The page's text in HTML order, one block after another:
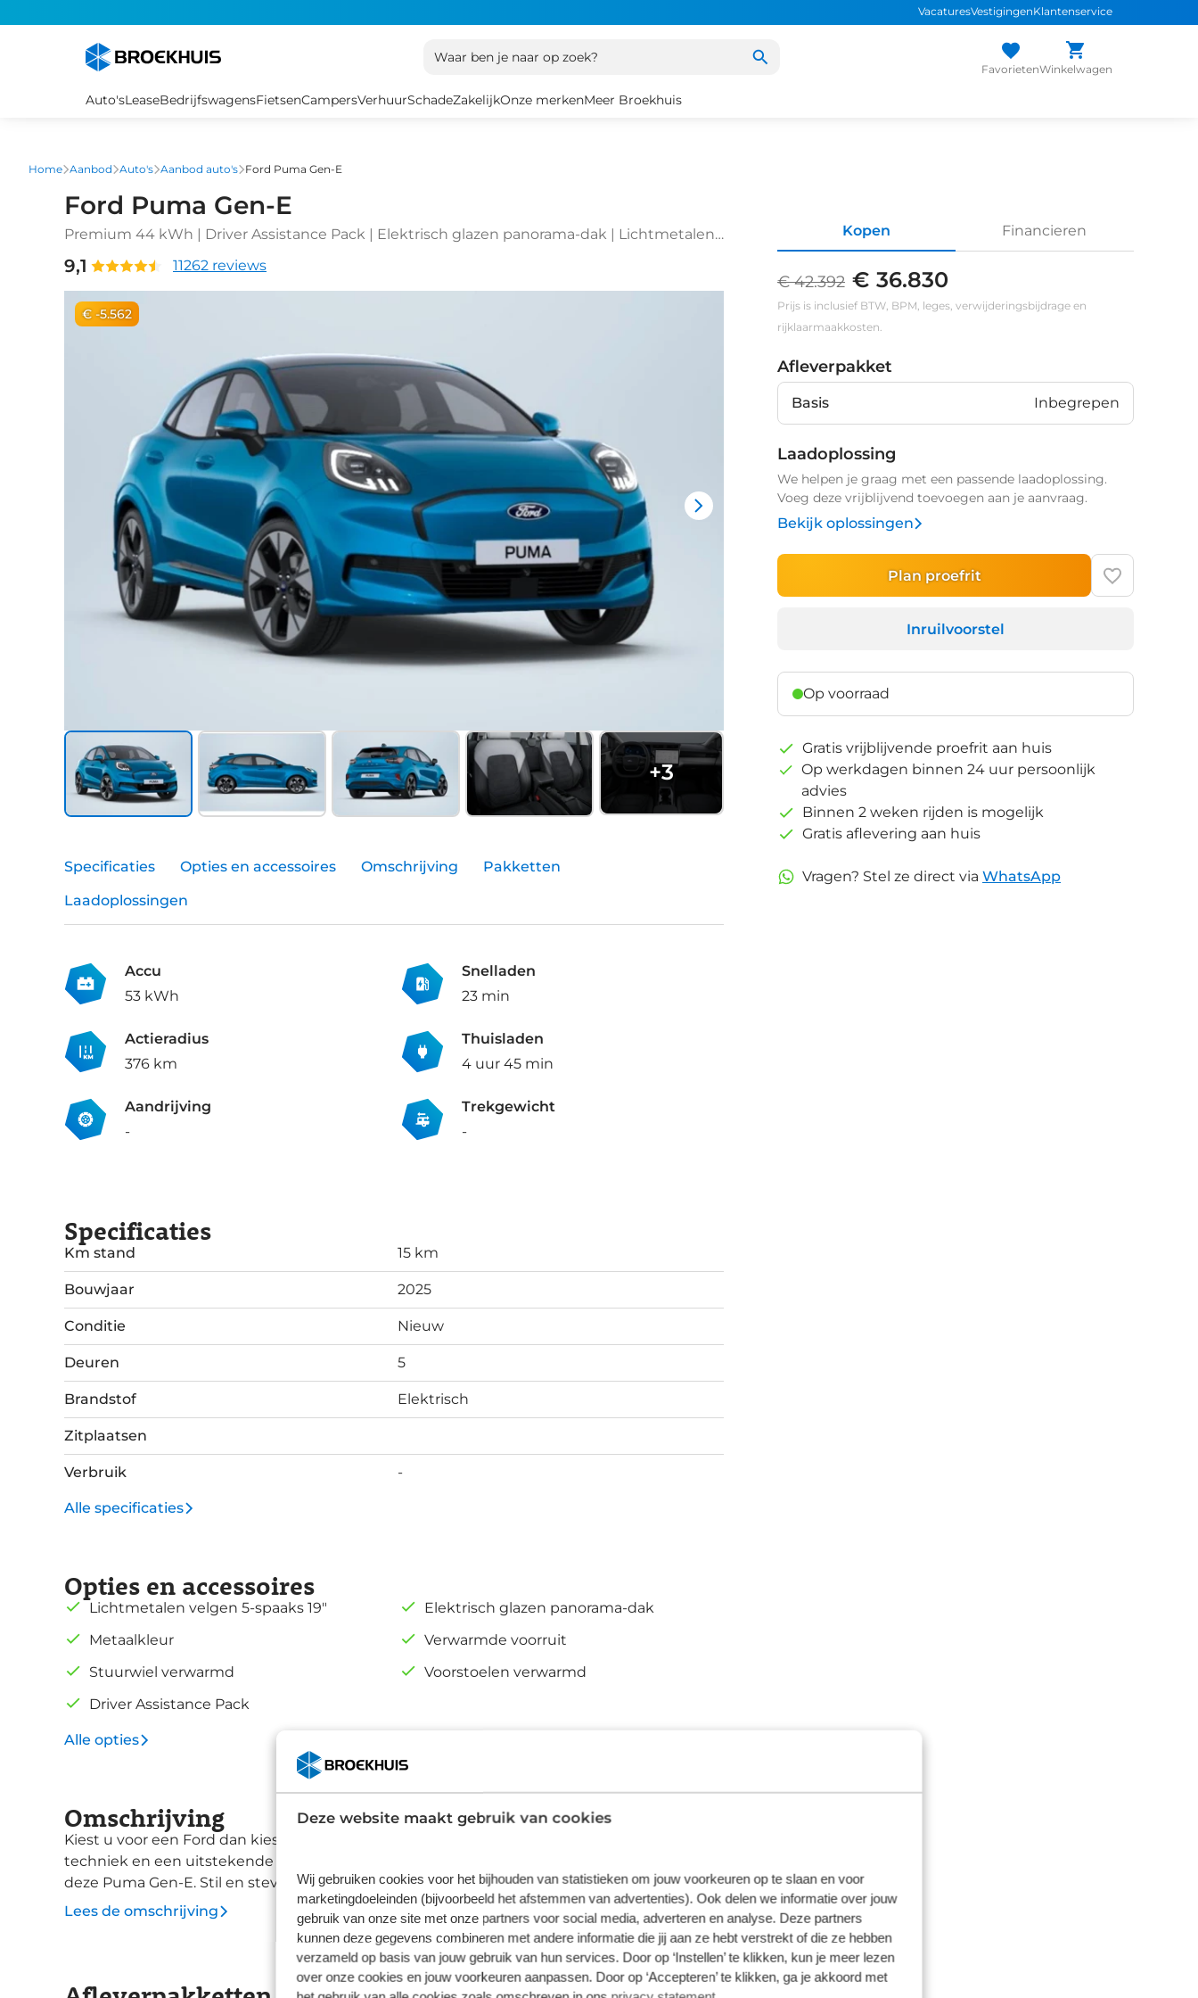
Deze website maakt gebruik van cookies
Wij gebruiken cookies voor het bijhouden van statistieken om jouw voorkeuren op te slaan en voor
marketingdoeleinden (bijvoorbeeld het afstemmen van advertenties). Ook delen we informatie over jouw
gebruik van onze site met onze partners voor social media, adverteren en analyse. Deze partners
kunnen deze gegevens combineren met andere informatie die jij aan ze hebt verstrekt of die ze hebben
verzameld op basis van jouw gebruik van hun services. Door op ‘Instellen’ te klikken, kun je meer lezen
over onze cookies en jouw voorkeuren aanpassen. Door op ‘Accepteren’ te klikken, ga je akkoord met
VacaturesVestigingenKlantenservice
Waar ben je naar op zoek?
FavorietenWinkelwagen
Auto'sLeaseBedrijfswagensFietsenCampersVerhuurSchadeZakelijkOnze merkenMeer Broekhuis
Home Aanbod Auto's Aanbod auto's Ford Puma Gen-E
Ford Puma Gen-E
Premium 44 kWh | Driver Assistance Pack | Elektrisch glazen panorama-dak | Lichtmetalen
9,1 11262 reviews
€ -5.562
+3
Kopen Financieren
€ 42.392 € 36.830
Prijs is inclusief BTW, BPM, leges, verwijderingsbijdrage en
rijklaarmaakkosten.
Afleverpakket
Basis Inbegrepen
Laadoplossing
We helpen je graag met een passende laadoplossing.
Voeg deze vrijblijvend toevoegen aan je aanvraag.
Bekijk oplossingen
Plan proefrit
Inruilvoorstel
Op voorraad
Gratis vrijblijvende proefrit aan huis
Op werkdagen binnen 24 uur persoonlijk
advies
Binnen 2 weken rijden is mogelijk
Gratis aflevering aan huis
Vragen? Stel ze direct via WhatsApp
Specificaties Opties en accessoires Omschrijving
Pakketten
Laadoplossingen
Accu
53 kWh
Actieradius
376 km
Aandrijving
-
Snelladen
23 min
Thuisladen
4 uur 45 min
Trekgewicht
-
Specificaties
Km stand 15 km
Bouwjaar 2025
Conditie Nieuw
Deuren 5
Brandstof Elektrisch
Zitplaatsen
Verbruik -
Alle specificaties
Opties en accessoires
Lichtmetalen velgen 5-spaaks 19"
Metaalkleur
Stuurwiel verwarmd
Driver Assistance Pack
Elektrisch glazen panorama-dak
Verwarmde voorruit
Voorstoelen verwarmd
Alle opties
Omschrijving
Kiest u voor een Ford dan kiest u voor een auto met dynamische vormgeving, moderne
techniek en een uitstekende wegligging. Het zijn eigenschappen die u allemaal terugziet in
deze Puma Gen-E. Stil en stevig optrekken zonder extra uitstoot? De elektromotor zorgt
ervoor! Deze gloednieuwe wagen is onmiddellijk uit voorraad leverbaar. Deze Ford Puma
Gen-E legt bestuurder én bijrijder compleet in de watten met de verwarmbare voorstoelen.
Het interieur glanst in daglicht door het elektrisch bedienbare panoramadak. De elektrische
achterklep opent met een druk op de knop, zodat u gemakkelijk toegang heeft tot de
bagageruimte. Pak aan, 't is winter! Zo'n verwarmd stuurwiel is dan bijzonder prettig! De
Lees de omschrijving